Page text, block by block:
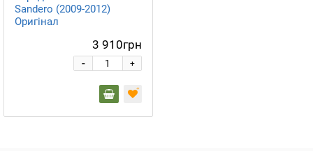
Sandero (2009-2012)
Оригінал
3 910грн
+
-